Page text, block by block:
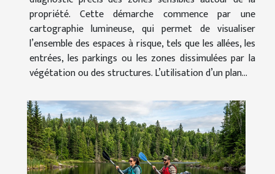
propriété. Cette démarche commence par une
cartographie lumineuse, qui permet de visualiser
l’ensemble des espaces à risque, tels que les allées, les
entrées, les parkings ou les zones dissimulées par la
végétation ou des structures. L’utilisation d’un plan...